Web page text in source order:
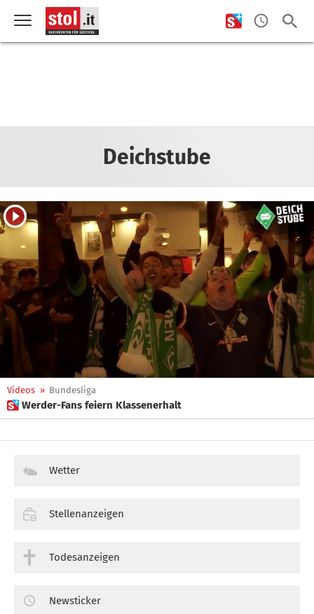
Deichstube
Videos » Bundesliga
 Werder-Fans feiern Klassenerhalt
Wetter
Stellenanzeigen
Todesanzeigen
Newsticker